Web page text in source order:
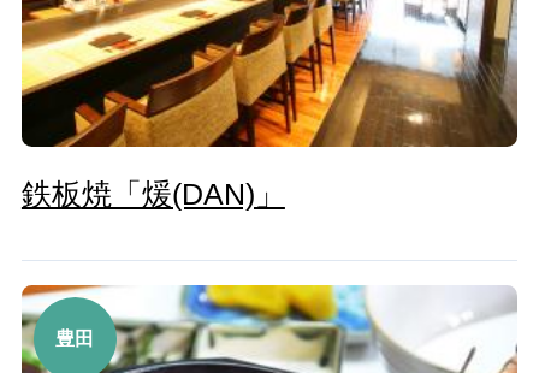
鉄板焼「煖(DAN)」
豊田